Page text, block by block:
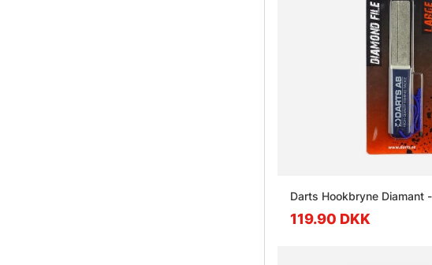
Darts Hookbryne Diamant
119.90 DKK